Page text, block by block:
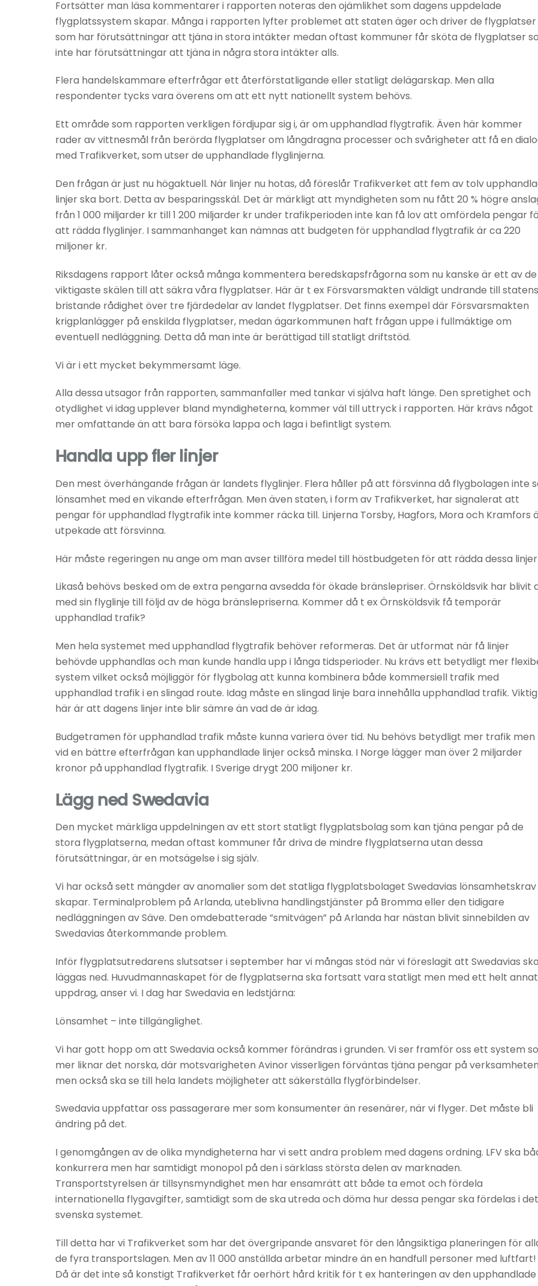
Fortsätter man läsa kommentarer i rapporten noteras den ojämlikhet som dagens uppdelade
flygplatssystem skapar. Många i rapporten lyfter problemet att staten äger och driver de flygplatser
som har förutsättningar att tjäna in stora intäkter medan oftast kommuner får sköta de flygplatser
inte har förutsättningar att tjäna in några stora intäkter alls.
Flera handelskammare efterfrågar ett återförstatligande eller statligt delägarskap. Men alla
respondenter tycks vara överens om att ett nytt nationellt system behövs.
Ett område som rapporten verkligen fördjupar sig i, är om upphandlad flygtrafik. Även här kommer
rader av vittnesmål från berörda flygplatser om långdragna processer och svårigheter att få en
med Trafikverket, som utser de upphandlade flyglinjerna.
Den frågan är just nu högaktuell. När linjer nu hotas, då föreslår Trafikverket att fem av tolv
linjer ska bort. Detta av besparingsskäl. Det är märkligt att myndigheten som nu fått 20 % högre
från 1 000 miljarder kr till 1 200 miljarder kr under trafikperioden inte kan få lov att omfördela pengar
att rädda flyglinjer. I sammanhanget kan nämnas att budgeten för upphandlad flygtrafik är ca 220
miljoner kr.
Riksdagens rapport låter också många kommentera beredskapsfrågorna som nu kanske är ett av de
viktigaste skälen till att säkra våra flygplatser. Här är t ex Försvarsmakten väldigt undrande till statens
bristande rådighet över tre fjärdedelar av landet flygplatser. Det finns exempel där Försvarsmakten
krigplanlägger på enskilda flygplatser, medan ägarkommunen haft frågan uppe i fullmäktige om
eventuell nedläggning. Detta då man inte är berättigad till statligt driftstöd.
Vi är i ett mycket bekymmersamt läge.
Alla dessa utsagor från rapporten, sammanfaller med tankar vi själva haft länge. Den spretighet och
otydlighet vi idag upplever bland myndigheterna, kommer väl till uttryck i rapporten. Här krävs något
mer omfattande än att bara försöka lappa och laga i befintligt system.
Handla upp fler linjer
Den mest överhängande frågan är landets flyglinjer. Flera håller på att försvinna då flygbolagen inte
lönsamhet med en vikande efterfrågan. Men även staten, i form av Trafikverket, har signalerat att
pengar för upphandlad flygtrafik inte kommer räcka till. Linjerna Torsby, Hagfors, Mora och Kramfors
utpekade att försvinna.
Här måste regeringen nu ange om man avser tillföra medel till höstbudgeten för att rädda dessa
Likaså behövs besked om de extra pengarna avsedda för ökade bränslepriser. Örnsköldsvik har blivit
med sin flyglinje till följd av de höga bränslepriserna. Kommer då t ex Örnsköldsvik få temporär
upphandlad trafik?
Men hela systemet med upphandlad flygtrafik behöver reformeras. Det är utformat när få linjer
behövde upphandlas och man kunde handla upp i långa tidsperioder. Nu krävs ett betydligt mer
system vilket också möjliggör för flygbolag att kunna kombinera både kommersiell trafik med
upphandlad trafik i en slingad route. Idag måste en slingad linje bara innehålla upphandlad trafik.
här är att dagens linjer inte blir sämre än vad de är idag.
Budgetramen för upphandlad trafik måste kunna variera över tid. Nu behövs betydligt mer trafik men
vid en bättre efterfrågan kan upphandlade linjer också minska. I Norge lägger man över 2 miljarder
kronor på upphandlad flygtrafik. I Sverige drygt 200 miljoner kr.
Lägg ned Swedavia
Den mycket märkliga uppdelningen av ett stort statligt flygplatsbolag som kan tjäna pengar på de
stora flygplatserna, medan oftast kommuner får driva de mindre flygplatserna utan dessa
förutsättningar, är en motsägelse i sig själv.
Vi har också sett mängder av anomalier som det statliga flygplatsbolaget Swedavias lönsamhetskrav
skapar. Terminalproblem på Arlanda, uteblivna handlingstjänster på Bromma eller den tidigare
nedläggningen av Säve. Den omdebatterade ”smitvägen” på Arlanda har nästan blivit sinnebilden av
Swedavias återkommande problem.
Inför flygplatsutredarens slutsatser i september har vi mångas stöd när vi föreslagit att Swedavias ska
läggas ned. Huvudmannaskapet för de flygplatserna ska fortsatt vara statligt men med ett helt annat
uppdrag, anser vi. I dag har Swedavia en ledstjärna:
Lönsamhet – inte tillgänglighet.
Vi har gott hopp om att Swedavia också kommer förändras i grunden. Vi ser framför oss ett system
mer liknar det norska, där motsvarigheten Avinor visserligen förväntas tjäna pengar på verksamheten
men också ska se till hela landets möjligheter att säkerställa flygförbindelser.
Swedavia uppfattar oss passagerare mer som konsumenter än resenärer, när vi flyger. Det måste bli
ändring på det.
I genomgången av de olika myndigheterna har vi sett andra problem med dagens ordning. LFV ska
konkurrera men har samtidigt monopol på den i särklass största delen av marknaden.
Transportstyrelsen är tillsynsmyndighet men har ensamrätt att både ta emot och fördela
internationella flygavgifter, samtidigt som de ska utreda och döma hur dessa pengar ska fördelas i det
svenska systemet.
Till detta har vi Trafikverket som har det övergripande ansvaret för den långsiktiga planeringen för
de fyra transportslagen. Men av 11 000 anställda arbetar mindre än en handfull personer med luftfart!
Då är det inte så konstigt Trafikverket får oerhört hård kritik för t ex hanteringen av den upphandlade